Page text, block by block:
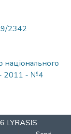
2342
національного
- 2011 - №4
LYRASIS